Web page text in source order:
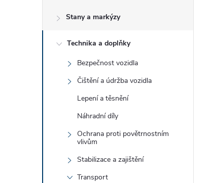
n
Stany a markýzy
Technika a doplňky
Bezpečnost vozidla
Čištění a údržba vozidla
Lepení a těsnění
Náhradní díly
Ochrana proti povětrnostním
vlivům
Stabilizace a zajištění
Transport